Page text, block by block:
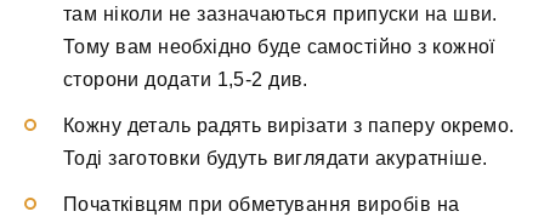
там ніколи не зазначаються припуски на шви.
Тому вам необхідно буде самостійно з кожної
сторони додати 1,5-2 див.
Кожну деталь радять вирізати з паперу окремо.
Тоді заготовки будуть виглядати акуратніше.
Початківцям при обметування виробів на